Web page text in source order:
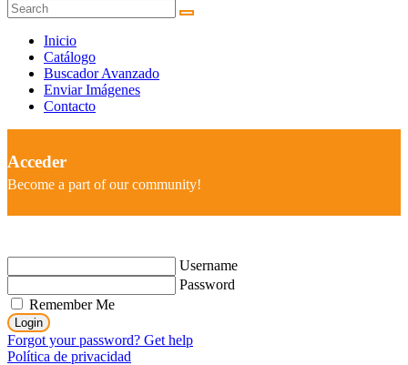
Inicio
Catálogo
Buscador Avanzado
Enviar Imágenes
Contacto
Acceder
Become a part of our community!
Username
Password
Remember Me
Login
Forgot your password? Get help
Política de privacidad